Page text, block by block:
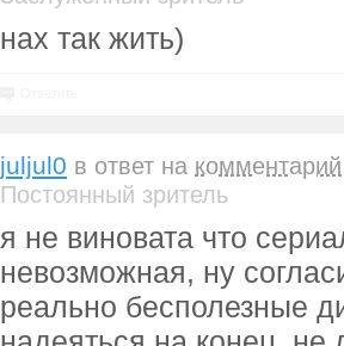
нах так жить)
juljul0 в ответ на комментарий
Постоянный зритель
я не виновата что
невозможная, ну
реально бесполезные